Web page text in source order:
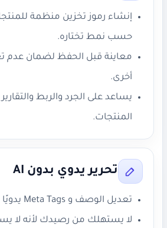
إنشاء رموز تخزين منظمة
حسب نمط تختاره.
معاينة قبل الحفظ لضمان عدم
أخرى.
يساعد على الجرد والربط
المنتجات.
تحرير يدوي بدون AI
تعديل الوصف و Meta Tags يدويًا مباشرة.
لا يستهلك من رصيدك لأنه لا